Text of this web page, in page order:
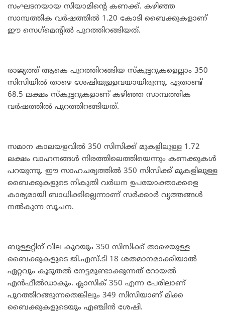
സംഘടനയായ സിയാമിന്റെ കണക്ക്. കഴിഞ്ഞ
സാമ്പത്തിക വര്‍ഷത്തില്‍ 1.20 കോടി ബൈക്കുകളാണ്
ഈ സെഗ്‌മെന്റില്‍ പുറത്തിറങ്ങിയത്.
രാജ്യത്ത് ആകെ പുറത്തിറങ്ങിയ സ്‌കൂട്ടറുകളെല്ലാം 350
സിസിയില്‍ താഴെ ശേഷിയുള്ളവയായിരുന്നു. ഏതാണ്ട്
68.5 ലക്ഷം സ്‌കൂട്ടറുകളാണ് കഴിഞ്ഞ സാമ്പത്തിക
വര്‍ഷത്തില്‍ പുറത്തിറങ്ങിയത്.
സമാന കാലയളവില്‍ 350 സിസിക്ക് മുകളിലുള്ള 1.72
ലക്ഷം വാഹനങ്ങള്‍ നിരത്തിലെത്തിയെന്നും കണക്കുകള്‍
പറയുന്നു. ഈ സാഹചര്യത്തില്‍ 350 സിസിക്ക് മുകളിലുള്ള
ബൈക്കുകളുടെ നികുതി വര്‍ധന ഉപയോക്താക്കളെ
കാര്യമായി ബാധിക്കില്ലെന്നാണ് സര്‍ക്കാര്‍ വൃത്തങ്ങള്‍
നല്‍കുന്ന സൂചന.
ബുള്ളറ്റിന് വില കുറയും 350 സിസിക്ക് താഴെയുള്ള
ബൈക്കുകളുടെ ജി.എസ്.ടി 18 ശതമാനമാക്കിയാല്‍
ഏറ്റവും കൂടുതല്‍ നേട്ടമുണ്ടാക്കുന്നത് റോയല്‍
എന്‍ഫീല്‍ഡാകും. ക്ലാസിക് 350 എന്ന പേരിലാണ്
പുറത്തിറങ്ങുന്നതെങ്കിലും 349 സിസിയാണ് മിക്ക
ബൈക്കുകളുടെയും എഞ്ചിന്‍ ശേഷി.